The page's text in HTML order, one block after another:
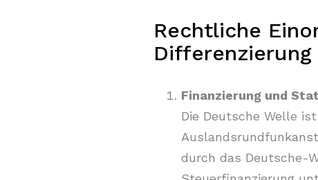
Rechtliche
Differenzierung
Finanzierung und
Die Deutsche Welle
durch das Deutsche-